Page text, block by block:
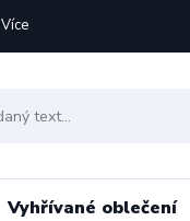
Více
Vyhřívané oblečení